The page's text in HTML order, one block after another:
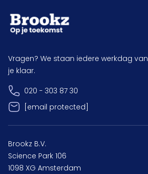
Vragen? We staan iedere werkdag van
je klaar.
020 - 303 87 30
[email protected]
Brookz B.V.
Science Park 106
1098 XG Amsterdam